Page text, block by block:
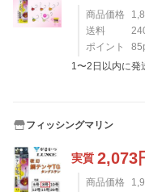
商品価格
送料
ポイント
85
1〜2日以内に発
フィッシングマリン
実質 2,073
商品価格